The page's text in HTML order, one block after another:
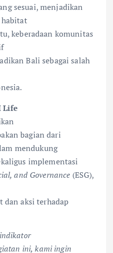
sesuai, menjadikan
habitat
keberadaan komunitas
Bali sebagai salah
Life
bagian dari
mendukung
implementasi
and Governance (ESG),
dan aksi terhadap
ini, kami ingin